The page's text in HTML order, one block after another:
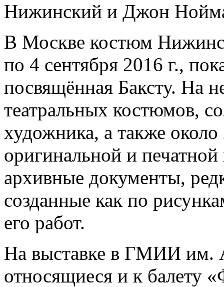
Нижинский и Джон
В Москве костюм
по 4 сентября 2016 г.,
посвящённая Баксту. На
театральных костюмов,
художника, а также
оригинальной и
архивные документы,
созданные как по
его работ.
На выставке в ГМИИ им.
относящиеся и к балету